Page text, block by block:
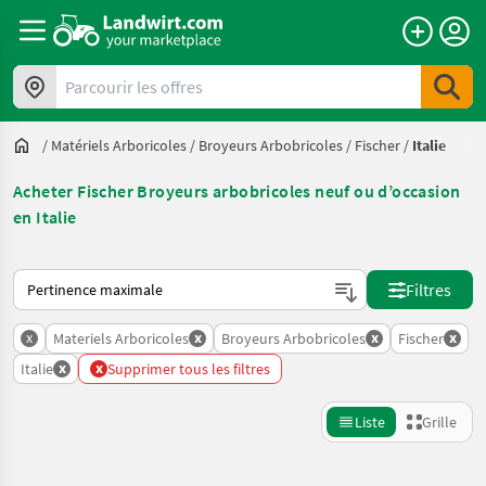
Parcourir les offres
/ Matériels Arboricoles / Broyeurs Arbobricoles / Fischer / Italie
Acheter Fischer Broyeurs arbobricoles neuf ou d’occasion
en Italie
Voici comment les annonces sont triées sur Landwirt.com
Filtres
x Materiels Arboricoles x Broyeurs Arbobricoles x Fischer x
Italie x x Supprimer tous les filtres
Liste Grille